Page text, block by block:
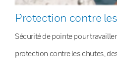
Protection contre
Sécurité de pointe pour
protection contre les chutes,